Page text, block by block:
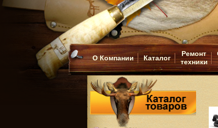
О Компании Каталог
Ремонт
техники